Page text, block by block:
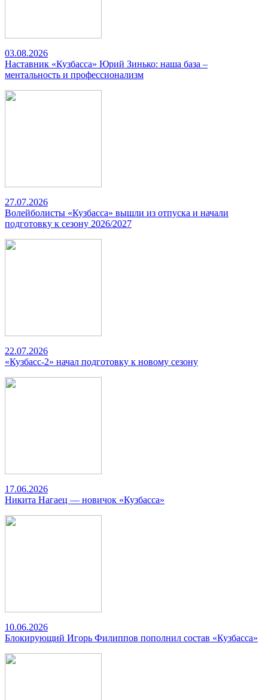
03.08.2026
Наставник «Кузбасса» Юрий Зинько: наша база –
ментальность и профессионализм
27.07.2026
Волейболисты «Кузбасса» вышли из отпуска и начали
подготовку к сезону 2026/2027
22.07.2026
«Кузбасс-2» начал подготовку к новому сезону
17.06.2026
Никита Нагаец — новичок «Кузбасса»
10.06.2026
Блокирующий Игорь Филиппов пополнил состав «Кузбасса»